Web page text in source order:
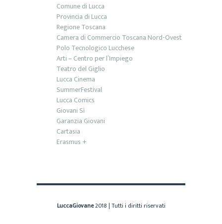
Comune di Lucca
Provincia di Lucca
Regione Toscana
Camera di Commercio Toscana Nord-Ovest
Polo Tecnologico Lucchese
Arti – Centro per l’Impiego
Teatro del Giglio
Lucca Cinema
SummerFestival
Lucca Comics
Giovani Sì
Garanzia Giovani
Cartasia
Erasmus +
LuccaGiovane2018 | Tutti i diritti riservati